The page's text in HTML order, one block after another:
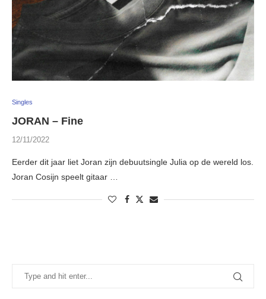
Singles
JORAN – Fine
12/11/2022
Eerder dit jaar liet Joran zijn debuutsingle Julia op de wereld los.
Joran Cosijn speelt gitaar …